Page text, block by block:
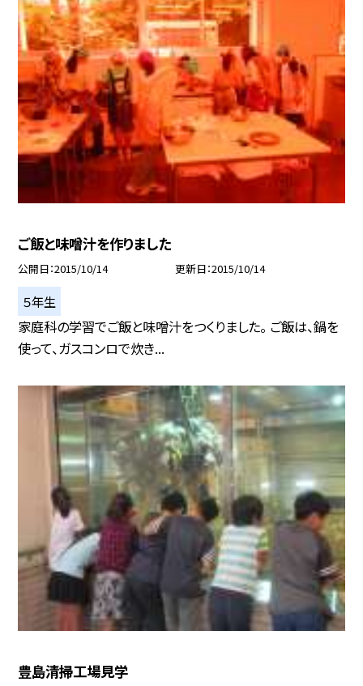
ご飯と味噌汁を作りました
公開日 2015/10/14 更新日 2015/10/14
５年生
家庭科の学習でご飯と味噌汁をつくりました。 ご飯は、鍋を
使って、ガスコンロで炊き...
豊島清掃工場見学